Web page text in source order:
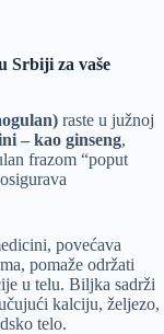
Srbiji za vaše
raste u južnoj
– kao ginseng,
frazom “poput
povećava
pomaže održati
u telu. Biljka sadrži
kalciju, željezo,
telo.